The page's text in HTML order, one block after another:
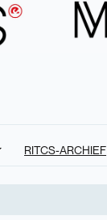
RITCS-ARCHIEF